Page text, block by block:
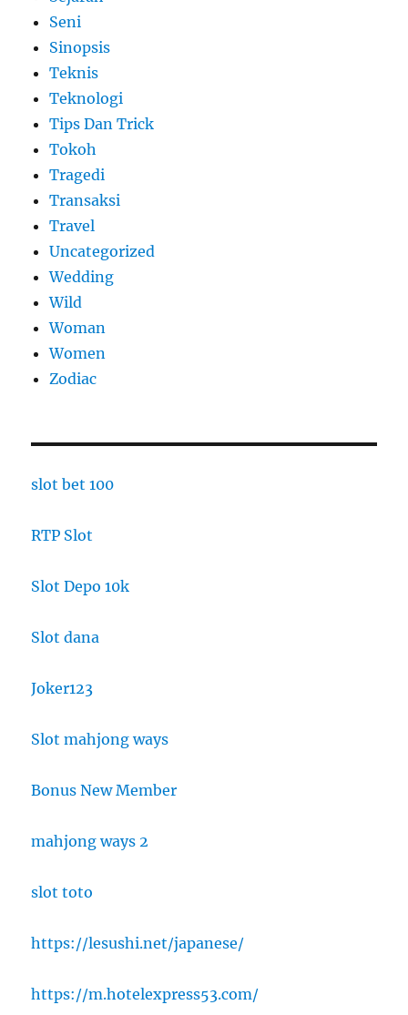
Seni
Sinopsis
Teknis
Teknologi
Tips Dan Trick
Tokoh
Tragedi
Transaksi
Travel
Uncategorized
Wedding
Wild
Woman
Women
Zodiac
slot bet 100
RTP Slot
Slot Depo 10k
Slot dana
Joker123
Slot mahjong ways
Bonus New Member
mahjong ways 2
slot toto
https://lesushi.net/japanese/
https://m.hotelexpress53.com/